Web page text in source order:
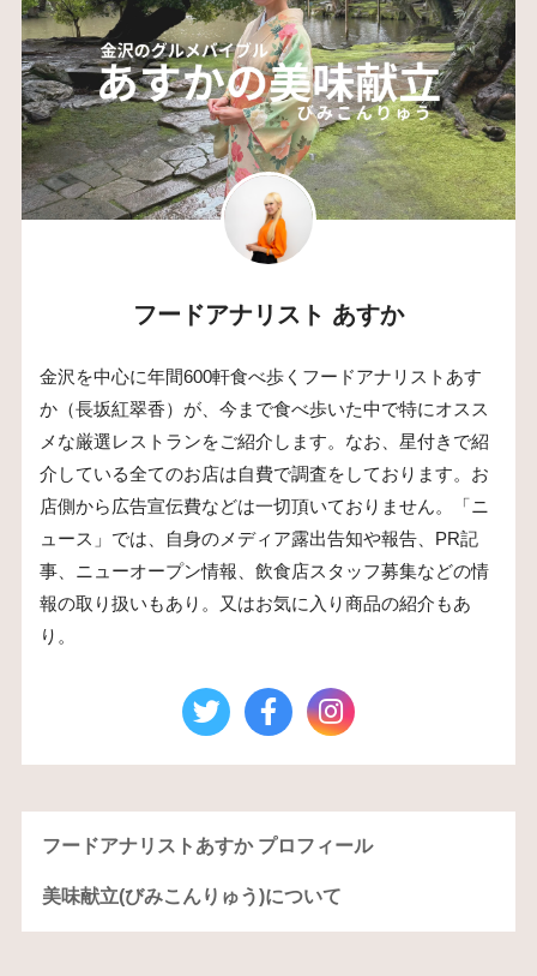
フードアナリスト あすか
金沢を中心に年間600軒食べ歩くフードアナリストあす
か（長坂紅翠香）が、今まで食べ歩いた中で特にオスス
メな厳選レストランをご紹介します。なお、星付きで紹
介している全てのお店は自費で調査をしております。お
店側から広告宣伝費などは一切頂いておりません。「ニ
ュース」では、自身のメディア露出告知や報告、PR記
事、ニューオープン情報、飲食店スタッフ募集などの情
報の取り扱いもあり。又はお気に入り商品の紹介もあ
り。
フードアナリストあすか プロフィール
美味献立(びみこんりゅう)について